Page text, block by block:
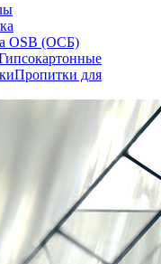
OSB (ОСБ)
Пропитки для